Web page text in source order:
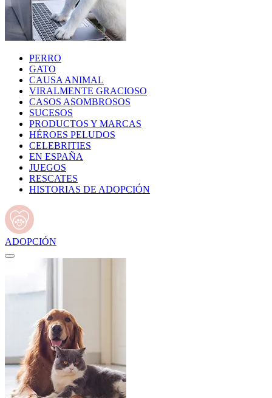
PERRO
GATO
CAUSA ANIMAL
VIRALMENTE GRACIOSO
CASOS ASOMBROSOS
SUCESOS
PRODUCTOS Y MARCAS
HÉROES PELUDOS
CELEBRITIES
EN ESPAÑA
JUEGOS
RESCATES
HISTORIAS DE ADOPCIÓN
ADOPCIÓN